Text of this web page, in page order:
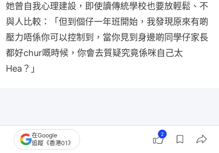
她曾自我心理建設，即使讀傳統學校也要放輕鬆、不
與人比較：「但到個仔一年班開始，我發現原來有啲
壓力唔係你可以控制到，當你見到身邊啲同學仔家長
都好chur嘅時候，你會去質疑究竟係咪自己太
Hea？」
在Google
追蹤《香港01》
2